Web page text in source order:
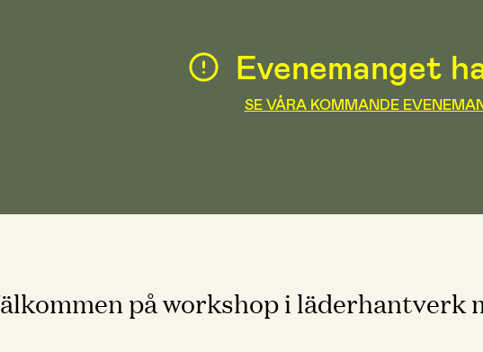
Evenemanget
SE VÅRA KOMMANDE
på workshop i läderhantverk